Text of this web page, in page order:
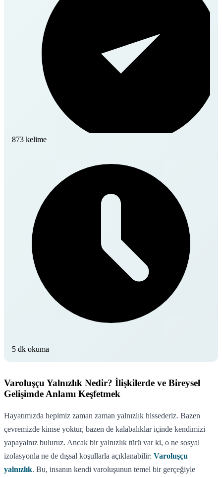
873 kelime
5 dk okuma
Varoluşçu Yalnızlık Nedir? İlişkilerde ve Bireysel
Gelişimde Anlamı Keşfetmek
Hayatımızda hepimiz zaman zaman yalnızlık hissederiz. Bazen
çevremizde kimse yoktur, bazen de kalabalıklar içinde kendimizi
yapayalnız buluruz. Ancak bir yalnızlık türü var ki, o ne sosyal
izolasyonla ne de dışsal koşullarla açıklanabilir: Varoluşçu
yalnızlık. Bu, insanın kendi varoluşunun temel bir gerçeğiyle